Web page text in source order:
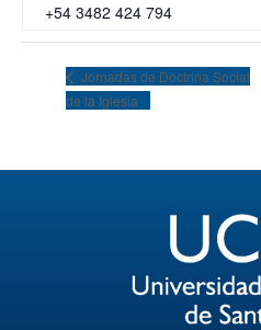
+54 3482 424 794
Jornadas de Doctrina Social
de la Iglesia